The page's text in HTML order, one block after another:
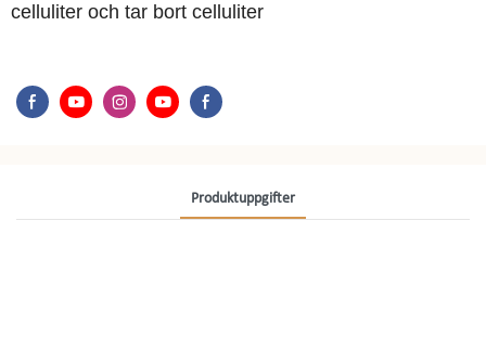
celluliter och tar bort celluliter
Produktuppgifter